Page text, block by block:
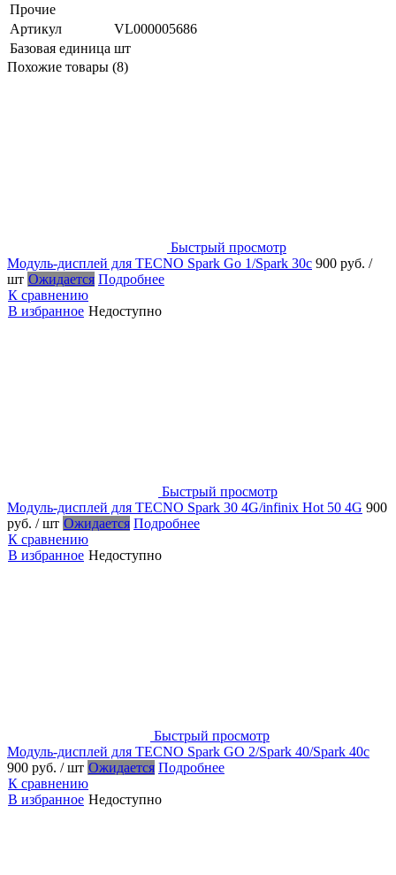
Прочие
Артикул
VL000005686
Базовая единица шт
Похожие товары (8)
Быстрый просмотр
Модуль-дисплей для TECNO Spark Go 1/Spark 30c 900 руб. /
шт Ожидается Подробнее
К сравнению
В избранное Недоступно
Быстрый просмотр
Модуль-дисплей для TECNO Spark 30 4G/infinix Hot 50 4G 900
руб. / шт Ожидается Подробнее
К сравнению
В избранное Недоступно
Быстрый просмотр
Модуль-дисплей для TECNO Spark GO 2/Spark 40/Spark 40c
900 руб. / шт Ожидается Подробнее
К сравнению
В избранное Недоступно